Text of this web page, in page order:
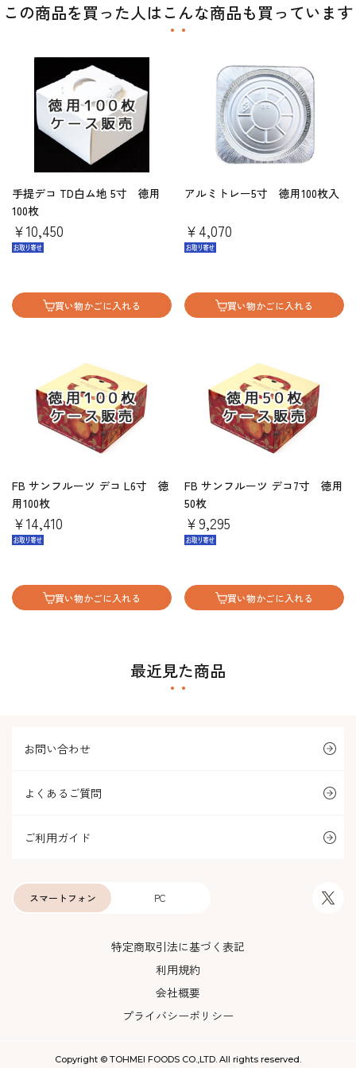
この商品を買った人はこんな商品も買っています
手提デコ TD白ム地 5寸 徳用
100枚
￥10,450
買い物かごに入れる
アルミトレー5寸 徳用100枚入
￥4,070
買い物かごに入れる
FB サンフルーツ デコ L6寸 徳
用100枚
￥14,410
買い物かごに入れる
FB サンフルーツ デコ7寸 徳用
50枚
￥9,295
買い物かごに入れる
最近見た商品
お問い合わせ
よくあるご質問
ご利用ガイド
PC
スマートフォン
特定商取引法に基づく表記
利用規約
会社概要
プライバシーポリシー
Copyright © TOHMEI FOODS CO.,LTD. All rights reserved.